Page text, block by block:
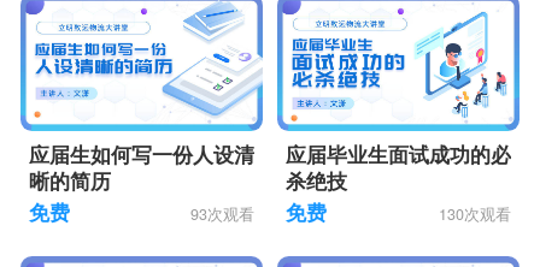
应届生如何写一份人设清
晰的简历
免费 93次观看
应届毕业生面试成功的必
杀绝技
免费 130次观看